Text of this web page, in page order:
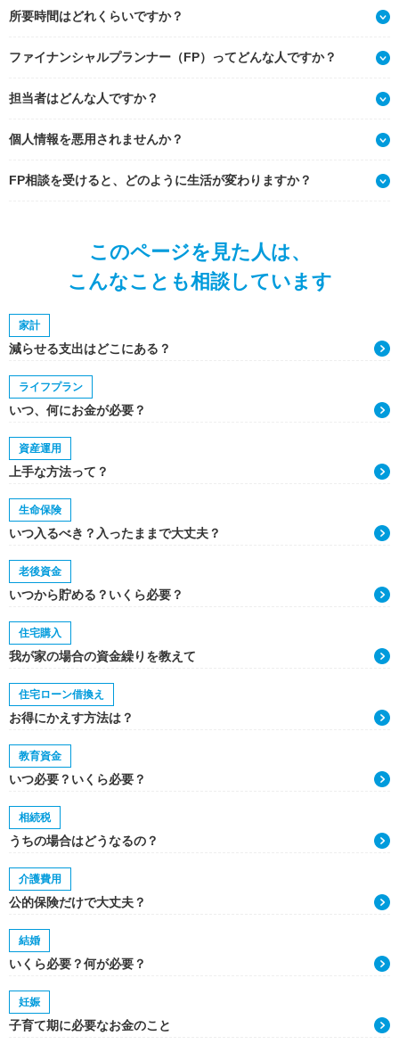
所要時間はどれくらいですか？
ファイナンシャルプランナー（FP）ってどんな人ですか？
担当者はどんな人ですか？
個人情報を悪用されませんか？
FP相談を受けると、どのように生活が変わりますか？
このページを見た人は、
こんなことも相談しています
家計
減らせる支出はどこにある？
ライフプラン
いつ、何にお金が必要？
資産運用
上手な方法って？
生命保険
いつ入るべき？入ったままで大丈夫？
老後資金
いつから貯める？いくら必要？
住宅購入
我が家の場合の資金繰りを教えて
住宅ローン借換え
お得にかえす方法は？
教育資金
いつ必要？いくら必要？
相続税
うちの場合はどうなるの？
介護費用
公的保険だけで大丈夫？
結婚
いくら必要？何が必要？
妊娠
子育て期に必要なお金のこと